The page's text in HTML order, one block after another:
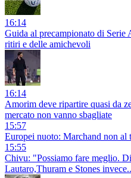
16:14
Guida al precampionato di Serie
ritiri e delle amichevoli
16:14
Amorim deve ripartire quasi da
mercato non vanno sbagliate
15:57
Europei nuoto: Marchand non al
15:55
Chivu: "Possiamo fare meglio.
Lautaro,Thuram e Stones